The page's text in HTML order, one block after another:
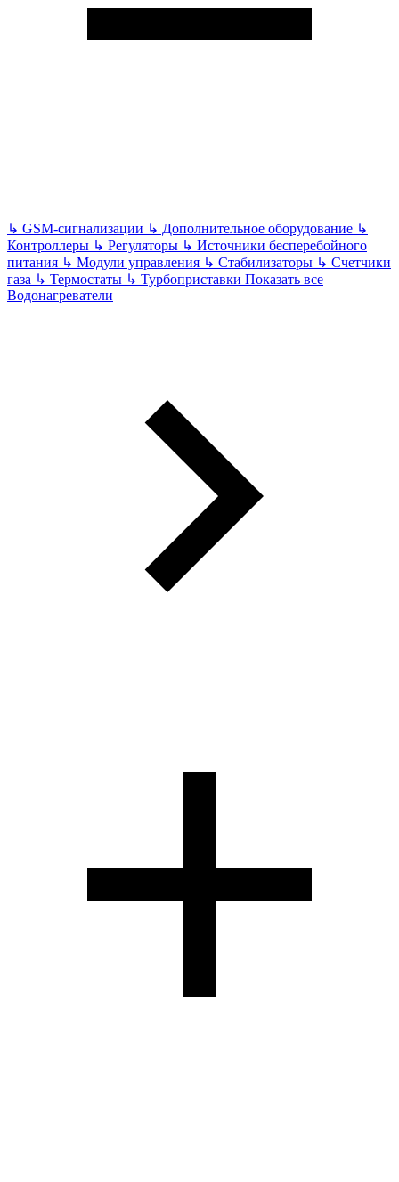
↳ GSM-сигнализации ↳ Дополнительное оборудование ↳
Контроллеры ↳ Регуляторы ↳ Источники бесперебойного
питания ↳ Модули управления ↳ Стабилизаторы ↳ Счетчики
газа ↳ Термостаты ↳ Турбоприставки Показать все
Водонагреватели